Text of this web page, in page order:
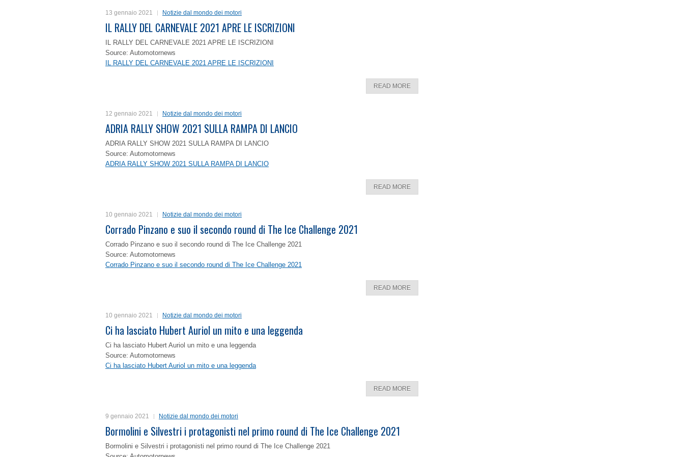
13 gennaio 2021 Notizie dal mondo dei motori
IL RALLY DEL CARNEVALE 2021 APRE LE ISCRIZIONI
IL RALLY DEL CARNEVALE 2021 APRE LE ISCRIZIONI
Source: Automotornews
IL RALLY DEL CARNEVALE 2021 APRE LE ISCRIZIONI
READ MORE
12 gennaio 2021 Notizie dal mondo dei motori
ADRIA RALLY SHOW 2021 SULLA RAMPA DI LANCIO
ADRIA RALLY SHOW 2021 SULLA RAMPA DI LANCIO
Source: Automotornews
ADRIA RALLY SHOW 2021 SULLA RAMPA DI LANCIO
READ MORE
10 gennaio 2021 Notizie dal mondo dei motori
Corrado Pinzano e suo il secondo round di The Ice Challenge 2021
Corrado Pinzano e suo il secondo round di The Ice Challenge 2021
Source: Automotornews
Corrado Pinzano e suo il secondo round di The Ice Challenge 2021
READ MORE
10 gennaio 2021 Notizie dal mondo dei motori
Ci ha lasciato Hubert Auriol un mito e una leggenda
Ci ha lasciato Hubert Auriol un mito e una leggenda
Source: Automotornews
Ci ha lasciato Hubert Auriol un mito e una leggenda
READ MORE
9 gennaio 2021 Notizie dal mondo dei motori
Bormolini e Silvestri i protagonisti nel primo round di The Ice Challenge 2021
Bormolini e Silvestri i protagonisti nel primo round di The Ice Challenge 2021